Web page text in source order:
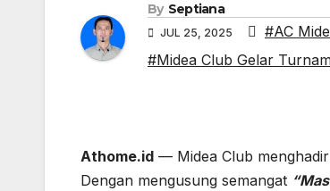
By Septiana
JUL 25, 2025 #AC
#Midea Club Gelar
Athome.id — Midea Club
Dengan mengusung semangat